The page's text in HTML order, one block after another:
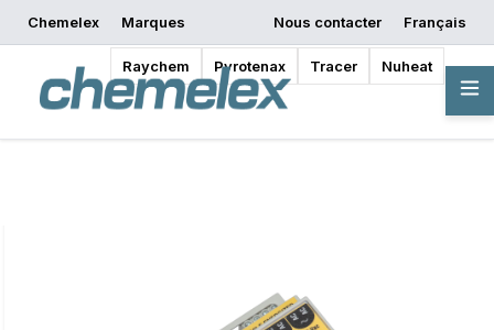
Chemelex Marques
Raychem Pyrotenax Tracer Nuheat
Nous contacter
Français
Demander un devis
Où acheter
Commencer la
Vue d'ensemble